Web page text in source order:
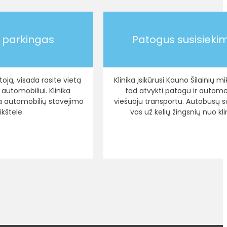
parkingas
visada rasite vietą
Klinika
automobilių stovėjimo
Patogus
Klinika įsikūrusi Kauno Šilainių
tad atvykti patogu ir
viešuoju transportu. Autobusų
vos už kelių žingsnių nuo